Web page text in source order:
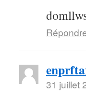
31 juillet